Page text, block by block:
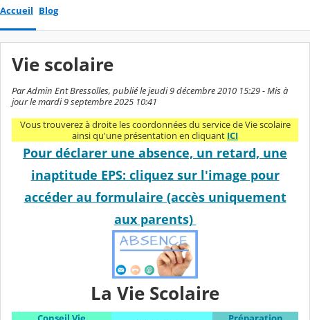
Accueil Blog
Vie scolaire
Par Admin Ent Bressolles, publié le jeudi 9 décembre 2010 15:29 - Mis à
jour le mardi 9 septembre 2025 10:41
Vous trouverez à droite les coordonnées du service de Vie scolaire
ainsi qu'une présentation en cliquant ICI
Pour déclarer une absence, un retard, une
inaptitude EPS: cliquez sur l'image pour
accéder au formulaire (accès uniquement
aux parents)
La Vie Scolaire